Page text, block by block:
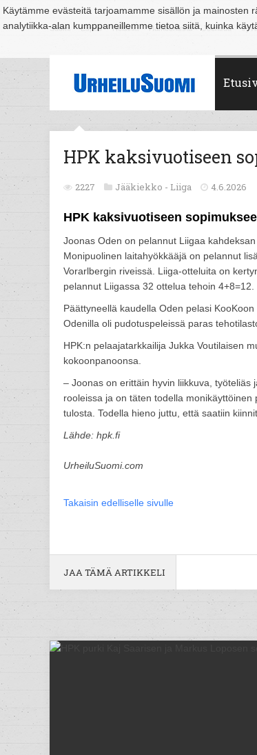
Käytämme evästeitä tarjoamamme sisällön ja mainosten
analytiikka-alan kumppaneillemme tietoa siitä, kuinka
Suomi Espoo Helsinki Hämeenlinna Joensuu
HPK kaksivuotiseen
2227 Jääkiekko - Liiga 4.6.2026
HPK kaksivuotiseen
Joonas Oden on pelannut Liigaa
Monipuolinen laitahyökkääjä on pelannut
Vorarlbergin riveissä. Liiga-otteluita on
pelannut Liigassa 32 ottelua tehoin 4+8=12.
Päättyneellä kaudella Oden pelasi
Odenilla oli pudotuspeleissä paras
HPK:n pelaajatarkkailija Jukka Voutilaisen
kokoonpanoonsa.
– Joonas on erittäin hyvin liikkuva, työteliäs
rooleissa ja on täten todella
tulosta. Todella hieno juttu, että saatiin
Lähde: hpk.fi
UrheiluSuomi.com
Takaisin edelliselle sivulle
JAA TÄMÄ ARTIKKELI